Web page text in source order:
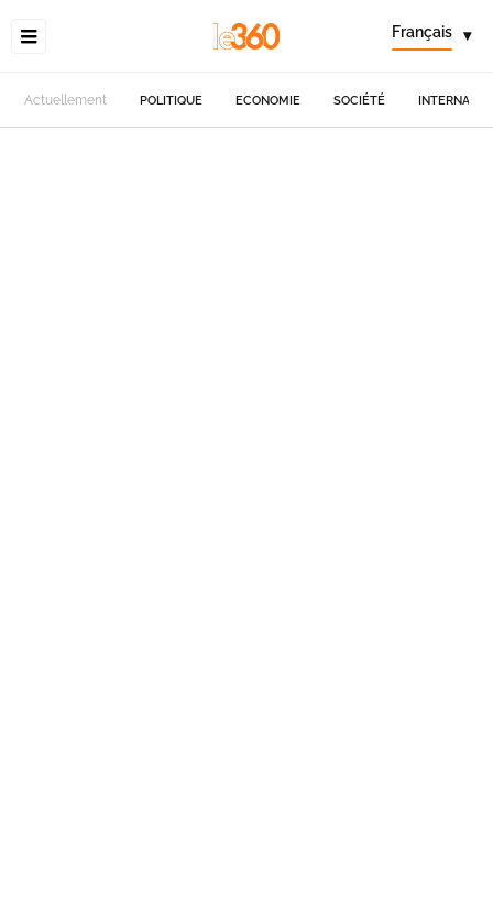
Français ▾
Actuellement POLITIQUE ECONOMIE SOCIÉTÉ